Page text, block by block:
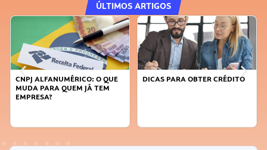
ÚLTIMOS ARTIGOS
CNPJ ALFANUMÉRICO: O QUE
MUDA PARA QUEM JÁ TEM
EMPRESA?
DICAS PARA OBTER CRÉDITO